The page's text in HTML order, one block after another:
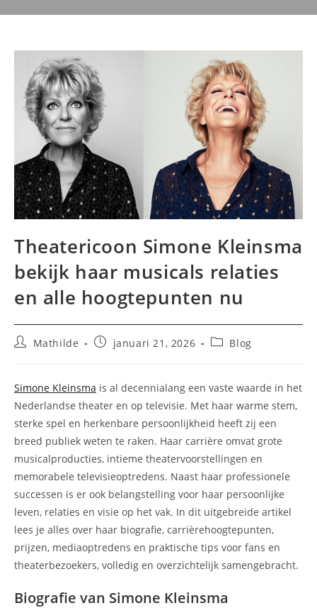
Theatericoon Simone Kleinsma
bekijk haar musicals relaties
en alle hoogtepunten nu
BerichtMathilde
Berichtjanuari 21, 2026 Berichtcategorie:
Blog
Simone Kleinsma is al decennialang een vaste waarde in het
Nederlandse theater en op televisie. Met haar warme stem,
sterke spel en herkenbare persoonlijkheid heeft zij een
breed publiek weten te raken. Haar carrière omvat grote
musicalproducties, intieme theatervoorstellingen en
memorabele televisieoptredens. Naast haar professionele
successen is er ook belangstelling voor haar persoonlijke
leven, relaties en visie op het vak. In dit uitgebreide artikel
lees je alles over haar biografie, carrièrehoogtepunten,
prijzen, mediaoptredens en praktische tips voor fans en
theaterbezoekers, volledig en overzichtelijk samengebracht.
Biografie van Simone Kleinsma